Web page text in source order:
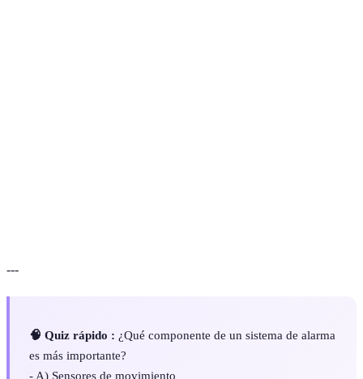
---
🧠 Quiz rápido : ¿Qué componente de un sistema de alarma
es más importante?
- A) Sensores de movimiento